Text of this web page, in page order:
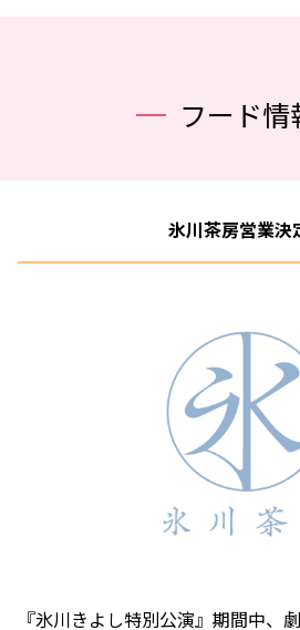
フード情
氷川茶房営業決
『氷川きよし特別公演』期間中、